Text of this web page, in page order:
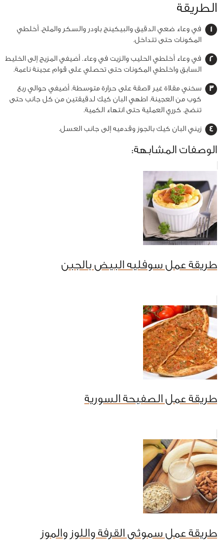
الطريقة
في وعاء ضعي الدقيق والبيكينج باودر والسكر والملح. أخلطي
المكونات حتى تتداخل.
في وعاء أخلطي الحليب والزيت في وعاء. أضيفي المزيج إلى الخليط
السابق واخلطي المكونات حتى تحصلي على قوام عجينة ناعمة.
سخني مقلاة غير لاصقة على حرارة متوسطة. أضيفي حوالي ربع
كوب من العجينة. اطهي البان كيك لدقيقتين من كل جانب حتى
تنضج. كرري العملية حتى انتهاء الكمية.
زيني البان كيك بالجوز وقدميه إلى جانب العسل.
الوصفات المشابهة:
طريقة عمل سوفليه البيض بالجبن
طريقة عمل الصفيحة السورية
طريقة عمل سموثى القرفة واللوز والموز